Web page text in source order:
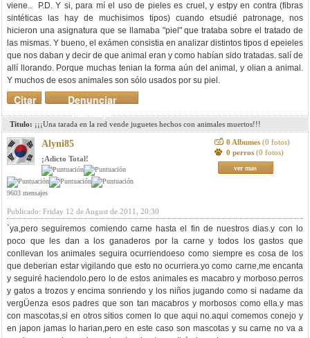
viene.. P.D. Y si, para mí el uso de pieles es cruel, y estpy en contra (fibras
sintéticas las hay de muchisimos tipos) cuando etsudié patronage, nos
hicieron una asignatura que se llamaba "piel" que trataba sobre el tratado de
las mismas. Y bueno, el exámen consistia en analizar distintos tipos d epeieles
que nos daban y decir de que animal eran y como habían sido tratadas. salí de
allí llorando. Porque muchas tenian la forma aún del animal, y olian a animal.
Y muchos de esos animales son sólo usados por su piel.
Denunciar
mensaje
Citar
Titulo: ¡¡¡Una tarada en la red vende juguetes hechos con animales muertos!!!
Alyni85
¡Adicto Total!
9603 mensajes
0 Albumes (0 fotos)
0 perros (0 fotos)
ver mas
Publicado: Friday 12 de August de 2011, 20:30
`ya,pero seguiremos comiendo carne hasta el fin de nuestros dias.y con lo
poco que les dan a los ganaderos por la carne y todos los gastos que
conllevan los animales seguira ocurriendoeso como siempre es cosa de los
que deberian estar vigilando que esto no ocurriera.yo como carne,me encanta
y seguiré haciendolo.pero lo de estos animales es macabro y morboso.perros
y gatos a trozos y encima sonriendo y los niños jugando como si nadame da
vergÜenza esos padres que son tan macabros y morbosos como ella.y mas
con mascotas,si en otros sitios comen lo que aqui no.aqui comemos conejo y
en japon jamas lo harian,pero en este caso son mascotas y su carne no va a